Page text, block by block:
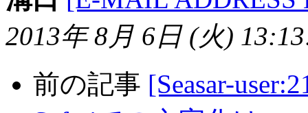
2013年 8月 6日 (火)
前の記事 [Seasar-